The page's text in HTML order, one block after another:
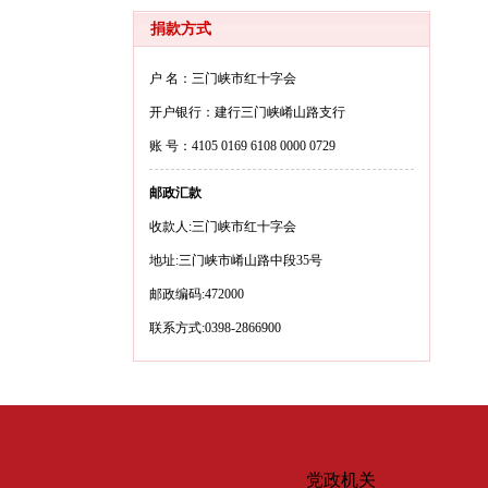
捐款方式
户 名：三门峡市红十字会
开户银行：建行三门峡崤山路支行
账 号：4105 0169 6108 0000 0729
邮政汇款
收款人:三门峡市红十字会
地址:三门峡市崤山路中段35号
邮政编码:472000
联系方式:0398-2866900
党政机关